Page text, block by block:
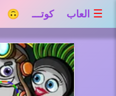
☰ العاب كوتـــ 🙃